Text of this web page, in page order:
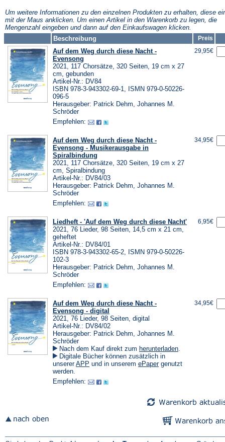
Um weitere Informationen zu den einzelnen Produkten zu erhalten, diese
mit der Maus anklicken. Um einen Artikel in den Warenkorb zu legen, die
Mengenzahl eingeben und dann auf den Einkaufswagen klicken.
Beschreibung
Preis
Auf dem Weg durch diese Nacht -
Evensong
2021, 117 Chorsätze, 320 Seiten, 19 cm x 27
cm, gebunden
Artikel-Nr.: DV84
ISBN 978-3-943302-69-1, ISMN 979-0-50226-
096-5
Herausgeber: Patrick Dehm, Johannes M.
Schröder
Empfehlen:
29,95€
Auf dem Weg durch diese Nacht -
Evensong - Musikerausgabe in
Spiralbindung
2021, 117 Chorsätze, 320 Seiten, 19 cm x 27
cm, Spiralbindung
Artikel-Nr.: DV84/03
Herausgeber: Patrick Dehm, Johannes M.
Schröder
Empfehlen:
34,95€
Liedheft - 'Auf dem Weg durch diese Nacht'
2021, 76 Lieder, 98 Seiten, 14,5 cm x 21 cm,
geheftet
Artikel-Nr.: DV84/01
ISBN 978-3-943302-65-2, ISMN 979-0-50226-
102-3
Herausgeber: Patrick Dehm, Johannes M.
Schröder
Empfehlen:
6,95€
Auf dem Weg durch diese Nacht -
Evensong - digital
2021, 76 Lieder, 98 Seiten, digital
Artikel-Nr.: DV84/02
Herausgeber: Patrick Dehm, Johannes M.
Schröder
Nach dem Kauf direkt zum herunterladen(Öffnet
einem
.
Digitale Bücher können zusätzlich in
unsererAPP (Öffnet
neuen
und in unserem ePaper(Öffnet
genutzt
werden.
Empfehlen:
34,95€